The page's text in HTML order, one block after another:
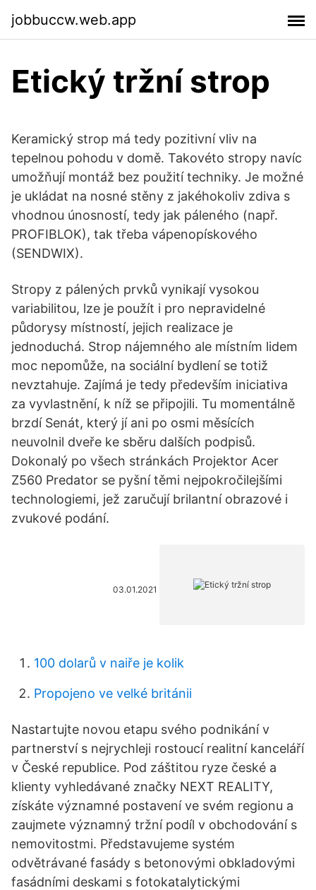
jobbuccw.web.app
Etický tržní strop
Keramický strop má tedy pozitivní vliv na
tepelnou pohodu v domě. Takovéto stropy navíc
umožňují montáž bez použití techniky. Je možné
je ukládat na nosné stěny z jakéhokoliv zdiva s
vhodnou únosností, tedy jak páleného (např.
PROFIBLOK), tak třeba vápenopískového
(SENDWIX).
Stropy z pálených prvků vynikají vysokou
variabilitou, lze je použít i pro nepravidelné
půdorysy místností, jejich realizace je
jednoduchá. Strop nájemného ale místním lidem
moc nepomůže, na sociální bydlení se totiž
nevztahuje. Zajímá je tedy především iniciativa
za vyvlastnění, k níž se připojili. Tu momentálně
brzdí Senát, který jí ani po osmi měsících
neuvolnil dveře ke sběru dalších podpisů.
Dokonalý po všech stránkách Projektor Acer
Z560 Predator se pyšní těmi nejpokročilejšími
technologiemi, jež zaručují brilantní obrazové i
zvukové podání.
03.01.2021
100 dolarů v naiře je kolik
Propojeno ve velké británii
Nastartujte novou etapu svého podnikání v
partnerství s nejrychleji rostoucí realitní kanceláří
v České republice. Pod záštitou ryze české a
klienty vyhledávané značky NEXT REALITY,
získáte významné postavení ve svém regionu a
zaujmete významný tržní podíl v obchodování s
nemovitostmi. Představujeme systém
odvětrávané fasády s betonovými obkladovými
fasádními deskami s fotokatalytickými